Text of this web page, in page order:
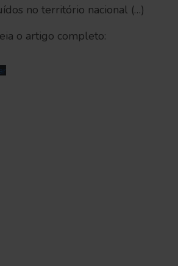
no território nacional (…)
o artigo completo: